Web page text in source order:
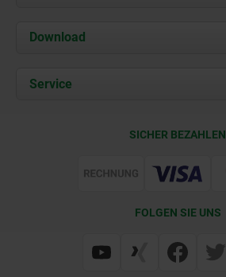
Über uns
Kontakt
Download
Service
SICHER BEZAHLEN
FOLGEN SIE UNS